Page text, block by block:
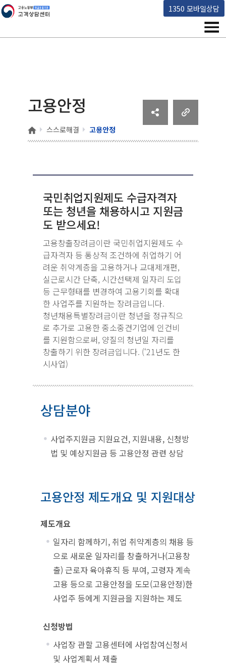
1350 모바일상담
고용노동부 책임운영기관 고객상담센터
메
고용안정
홈 스스로해결 고용안정
국민취업지원제도 수급자격자
또는 청년을 채용하시고 지원금
도 받으세요!
고용창출장려금이란 국민취업지원제도 수
급자격자 등 통상적 조건하에 취업하기 어
려운 취약계층을 고용하거나 교대제개편,
실근로시간 단축, 시간선택제 일자리 도입
등 근무형태를 변경하여 고용기회를 확대
한 사업주를 지원하는 장려금입니다.
청년채용특별장려금이란 청년을 정규직으
로 추가로 고용한 중소중견기업에 인건비
를 지원함으로써, 양질의 청년일 자리를
창출하기 위한 장려금입니다. (‘21년도 한
시사업)
상담분야
사업주지원금 지원요건, 지원내용, 신청방
법 및 예상지원금 등 고용안정 관련 상담
고용안정 제도개요 및 지원대상
제도개요
일자리 함께하기, 취업 취약계층의 채용 등
으로 새로운 일자리를 창출하거나(고용창
출) 근로자 육아휴직 등 부여, 고령자 계속
고용 등으로 고용안정을 도모(고용안정)한
사업주 등에게 지원금을 지원하는 제도
신청방법
사업장 관할 고용센터에 사업참여신청서
및 사업계획서 제출